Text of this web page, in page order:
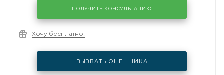
ПОЛУЧИТЬ КОНСУЛЬТАЦИЮ
Хочу бесплатно!
ВЫЗВАТЬ ОЦЕНЩИКА